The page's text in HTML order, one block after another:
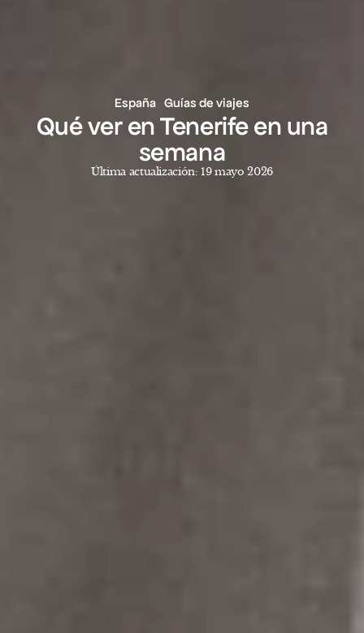
España Guías de viajes
Qué ver en Tenerife en una
semana
Última actualización: 19 mayo 2026